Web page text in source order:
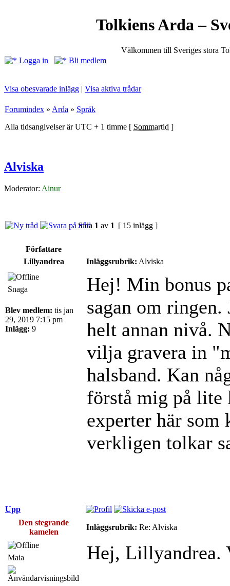
Tolkiens Arda –
Välkommen till Sveriges stora
Logga in
Bli medlem
Visa obesvarade inlägg | Visa aktiva trådar
Forumindex » Arda » Språk
Alla tidsangivelser är UTC + 1 timme [ Sommartid ]
Alviska
Moderator: Ainur
Sida 1 av 1 [ 15 inlägg ]
Författare
Lillyandrea
Inläggsrubrik: Alviska
Snaga
Blev medlem: tis jan
29, 2019 7:15 pm
Inlägg: 9
Hej! Min bonus
sagan om ringen.
helt annan nivå.
vilja gravera in
halsband. Kan
förstå mig på lite
experter här som
verkligen tolkar
Upp
Den stegrande
kamelen
Inläggsrubrik: Re: Alviska
Maia Hej, Lillyandrea.